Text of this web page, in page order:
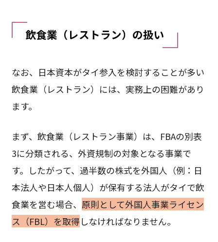
飲食業（レストラン）の扱い
なお、日本資本がタイ参入を検討することが多い
飲食業（レストラン）には、実務上の困難があり
ます。
まず、飲食業（レストラン事業）は、FBAの別表
3に分類される、外資規制の対象となる事業で
す。したがって、過半数の株式を外国人（例：日
本法人や日本人個人）が保有する法人がタイで飲
食業を営む場合、 原則として外国人事業ライセン
ス（FBL）を取得しなければなりません。